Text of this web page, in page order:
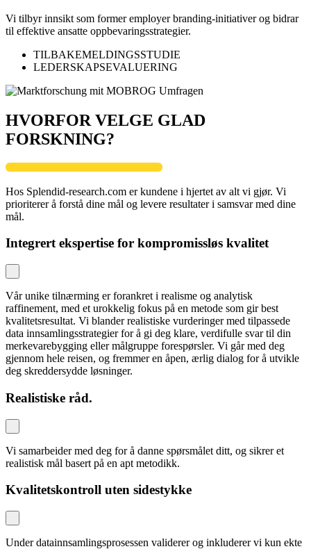
Vi tilbyr innsikt som former employer branding-initiativer og bidrar
til effektive ansatte oppbevaringsstrategier.
TILBAKEMELDINGSSTUDIE
LEDERSKAPSEVALUERING
HVORFOR VELGE GLAD
FORSKNING?
Hos Splendid-research.com er kundene i hjertet av alt vi gjør. Vi
prioriterer å forstå dine mål og levere resultater i samsvar med dine
mål.
Integrert ekspertise for kompromissløs kvalitet
Vår unike tilnærming er forankret i realisme og analytisk
raffinement, med et urokkelig fokus på en metode som gir best
kvalitetsresultat. Vi blander realistiske vurderinger med tilpassede
data innsamlingsstrategier for å gi deg klare, verdifulle svar til din
merkevarebygging eller målgruppe forespørsler. Vi går med deg
gjennom hele reisen, og fremmer en åpen, ærlig dialog for å utvikle
deg skreddersydde løsninger.
Realistiske råd.
Vi samarbeider med deg for å danne spørsmålet ditt, og sikrer et
realistisk mål basert på en apt metodikk.
Kvalitetskontroll uten sidestykke
Under datainnsamlingsprosessen validerer og inkluderer vi kun ekte